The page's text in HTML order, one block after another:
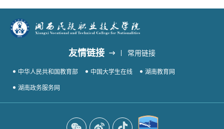
友情链接 常用链接
中华人民共和国教育部 中国大学生在线
湖南教育网
湖南政务服务网